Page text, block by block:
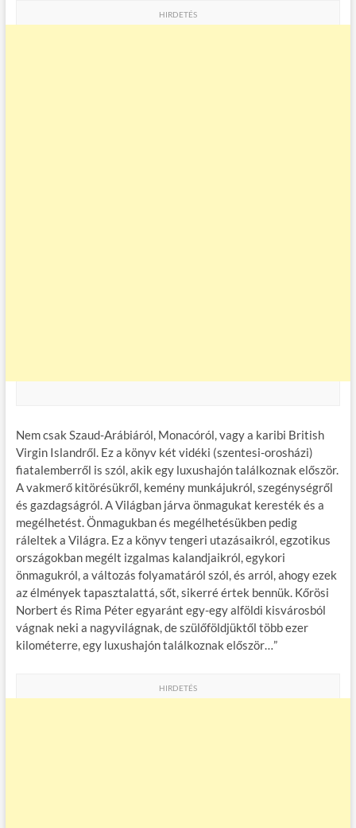
HIRDETÉS
Nem csak Szaud-Arábiáról, Monacóról, vagy a karibi British
Virgin Islandről. Ez a könyv két vidéki (szentesi-orosházi)
fiatalemberről is szól, akik egy luxushajón találkoznak először.
A vakmerő kitörésükről, kemény munkájukról, szegénységről
és gazdagságról. A Világban járva önmagukat keresték és a
megélhetést. Önmagukban és megélhetésükben pedig
ráleltek a Világra. Ez a könyv tengeri utazásaikról, egzotikus
országokban megélt izgalmas kalandjaikról, egykori
önmagukról, a változás folyamatáról szól, és arról, ahogy ezek
az élmények tapasztalattá, sőt, sikerré értek bennük. Kőrösi
Norbert és Rima Péter egyaránt egy-egy alföldi kisvárosból
vágnak neki a nagyvilágnak, de szülőföldjüktől több ezer
kilométerre, egy luxushajón találkoznak először…”
HIRDETÉS